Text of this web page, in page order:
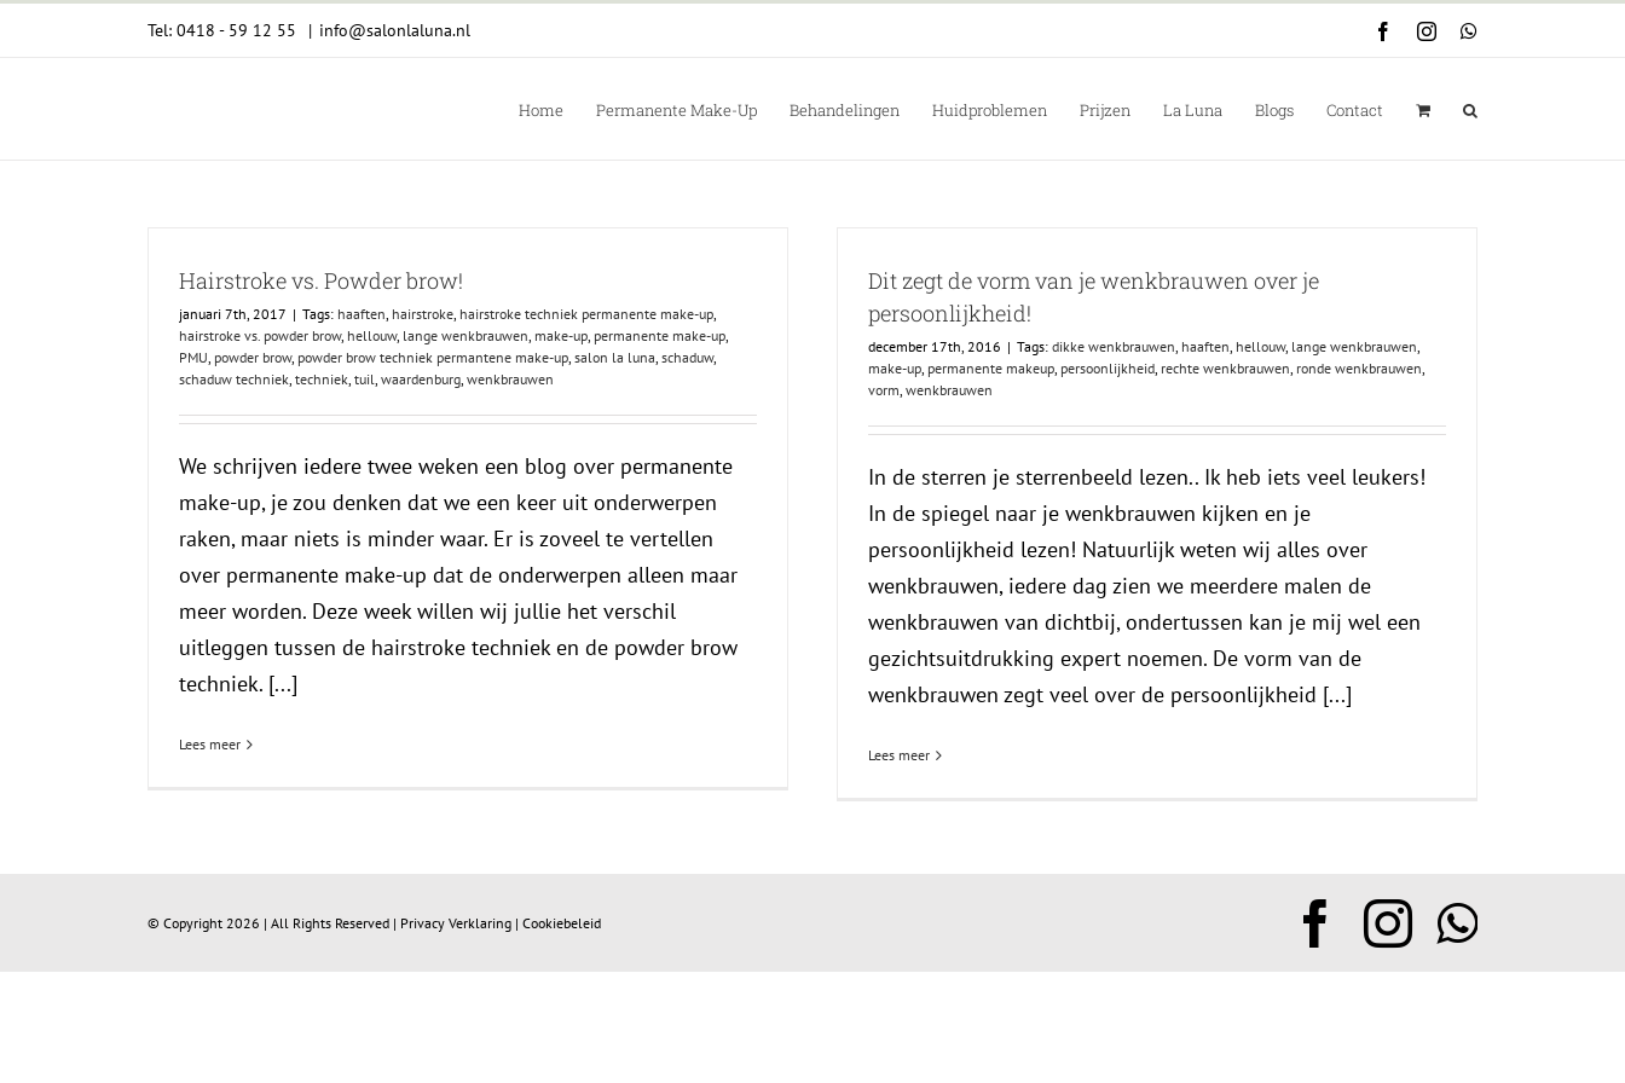
Tel: 0418 - 59 12 55 | info@salonlaluna.nl FacebookInstagramWhatsApp
Home Permanente Make-Up Behandelingen Huidproblemen Prijzen La Luna Blogs Contact
Hairstroke vs. Powder brow!
januari 7th, 2017 | Tags: haaften, hairstroke, hairstroke techniek permanente make-up,
hairstroke vs. powder brow, hellouw, lange wenkbrauwen, make-up, permanente make-up,
PMU, powder brow, powder brow techniek permantene make-up, salon la luna, schaduw,
schaduw techniek, techniek, tuil, waardenburg, wenkbrauwen
We schrijven iedere twee weken een blog over permanente
make-up, je zou denken dat we een keer uit onderwerpen
raken, maar niets is minder waar. Er is zoveel te vertellen
over permanente make-up dat de onderwerpen alleen maar
meer worden. Deze week willen wij jullie het verschil
uitleggen tussen de hairstroke techniek en de powder brow
techniek. [...]
Lees meer
Dit zegt de vorm van je wenkbrauwen over je
persoonlijkheid!
december 17th, 2016 | Tags: dikke wenkbrauwen, haaften, hellouw, lange wenkbrauwen,
make-up, permanente makeup, persoonlijkheid, rechte wenkbrauwen, ronde wenkbrauwen,
vorm, wenkbrauwen
In de sterren je sterrenbeeld lezen.. Ik heb iets veel leukers!
In de spiegel naar je wenkbrauwen kijken en je
persoonlijkheid lezen! Natuurlijk weten wij alles over
wenkbrauwen, iedere dag zien we meerdere malen de
wenkbrauwen van dichtbij, ondertussen kan je mij wel een
gezichtsuitdrukking expert noemen. De vorm van de
wenkbrauwen zegt veel over de persoonlijkheid [...]
Lees meer
© Copyright 2026 | All Rights Reserved | Privacy Verklaring | Cookiebeleid Facebook
Instagram